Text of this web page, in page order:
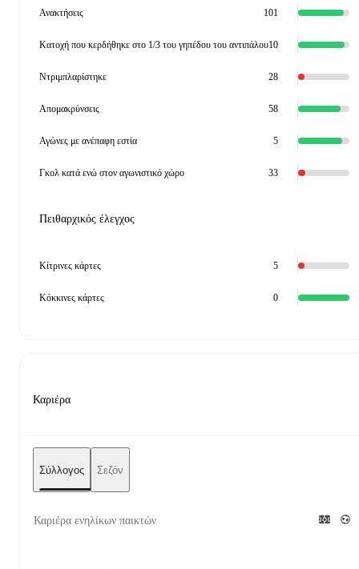
Ανακτήσεις 101
Κατοχή που κερδήθηκε στο 1/3 του γηπέδου του αντιπάλου10
Ντριμπλαρίστηκε 28
Απομακρύνσεις 58
Αγώνες με ανέπαφη εστία 5
Γκολ κατά ενώ στον αγωνιστικό χώρο 33
Πειθαρχικός έλεγχος
Κίτρινες κάρτες 5
Κόκκινες κάρτες 0
Καριέρα
Σύλλογος Σεζόν
Καριέρα ενηλίκων παικτών